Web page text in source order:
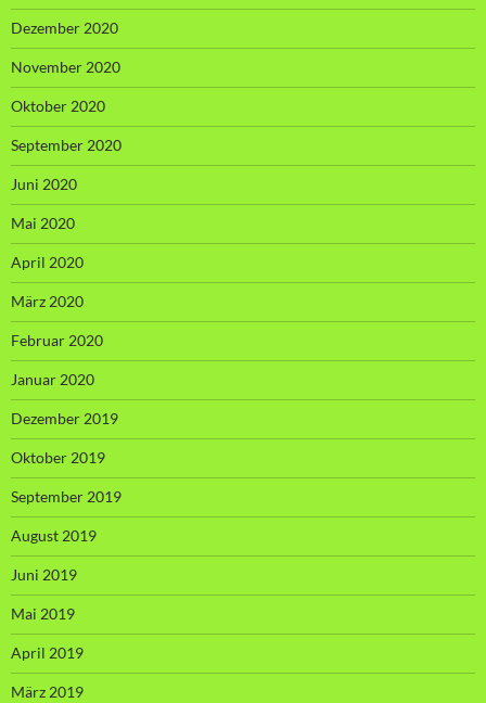
Dezember 2020
November 2020
Oktober 2020
September 2020
Juni 2020
Mai 2020
April 2020
März 2020
Februar 2020
Januar 2020
Dezember 2019
Oktober 2019
September 2019
August 2019
Juni 2019
Mai 2019
April 2019
März 2019